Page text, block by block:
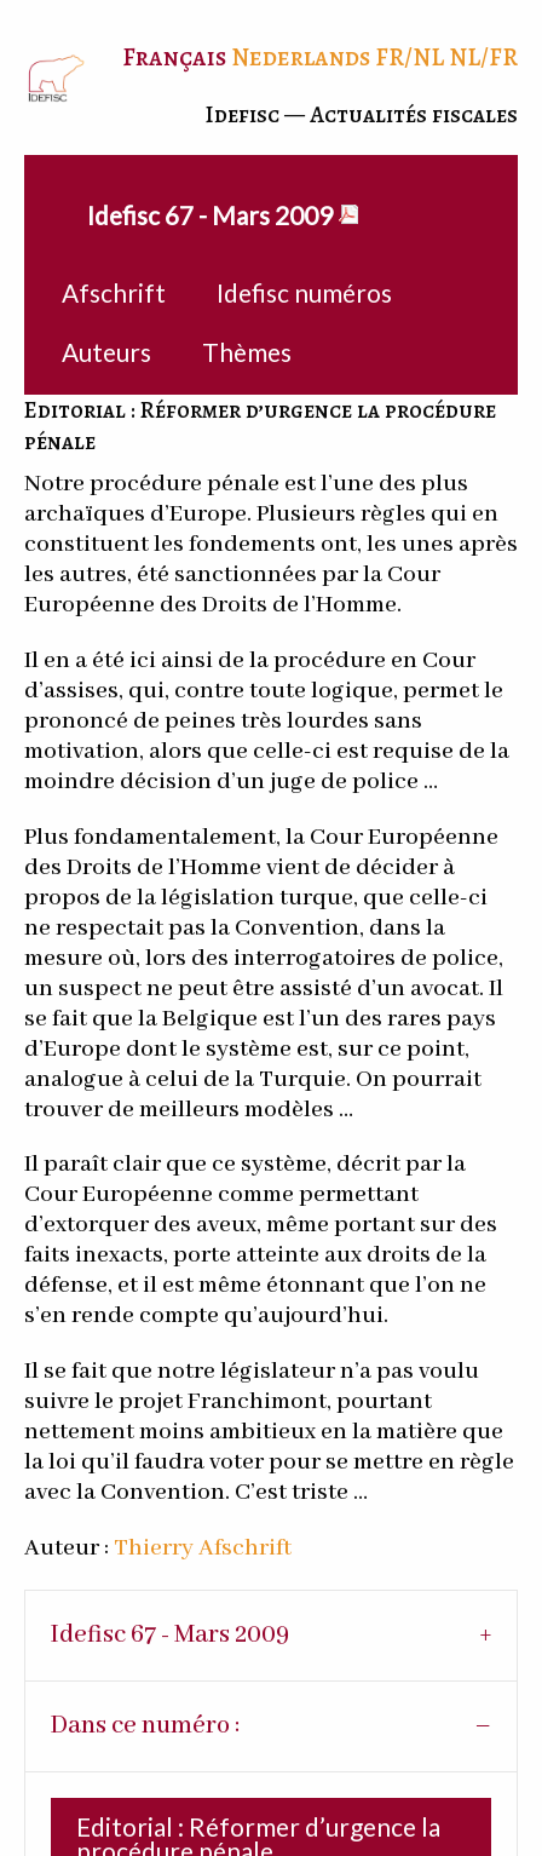
FrançaisNederlandsFR/NLNL/FR
Idefisc — Actualités fiscales
Idefisc 67 - Mars 2009
Afschrift
Idefisc numéros
Auteurs
Thèmes
Editorial : Réformer d’urgence la procédure
pénale
Notre procédure pénale est l’une des plus
archaïques d’Europe. Plusieurs règles qui en
constituent les fondements ont, les unes après
les autres, été sanctionnées par la Cour
Européenne des Droits de l’Homme.
Il en a été ici ainsi de la procédure en Cour
d’assises, qui, contre toute logique, permet le
prononcé de peines très lourdes sans
motivation, alors que celle-ci est requise de la
moindre décision d’un juge de police …
Plus fondamentalement, la Cour Européenne
des Droits de l’Homme vient de décider à
propos de la législation turque, que celle-ci
ne respectait pas la Convention, dans la
mesure où, lors des interrogatoires de police,
un suspect ne peut être assisté d’un avocat. Il
se fait que la Belgique est l’un des rares pays
d’Europe dont le système est, sur ce point,
analogue à celui de la Turquie. On pourrait
trouver de meilleurs modèles …
Il paraît clair que ce système, décrit par la
Cour Européenne comme permettant
d’extorquer des aveux, même portant sur des
faits inexacts, porte atteinte aux droits de la
défense, et il est même étonnant que l’on ne
s’en rende compte qu’aujourd’hui.
Il se fait que notre législateur n’a pas voulu
suivre le projet Franchimont, pourtant
nettement moins ambitieux en la matière que
la loi qu’il faudra voter pour se mettre en règle
avec la Convention. C’est triste …
Auteur : Thierry Afschrift
Idefisc 67 - Mars 2009
Dans ce numéro :
Editorial : Réformer d’urgence la